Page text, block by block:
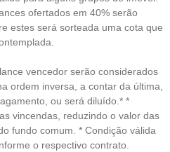
ofertados em 40% serão
estes será sorteada uma cota que
vencedor serão considerados
ordem inversa, a contar da última,
ou será diluído.* *
vincendas, reduzindo o valor das
fundo comum. * Condição válida
o respectivo contrato.